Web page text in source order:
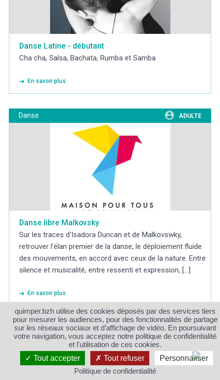
Danse Latine - débutant
Cha cha, Salsa, Bachata, Rumba et Samba
En savoir plus
Danse ADULTE
Danse libre Malkovsky
Sur les traces d'Isadora Duncan et de Malkovswky,
retrouver l'élan premier de la danse, le déploiement fluide
des mouvements, en accord avec ceux de la nature. Entre
silence et musicalité, entre ressenti et expression, [...]
En savoir plus
Danse
ENFANTS / ADOS /
ADULTES
quimper.bzh utilise des cookies déposés par des services tiers
pour mesurer les audiences, pour des fonctionnalités de partage
sur les réseaux sociaux et d’affichage de vidéo. En poursuivant
votre navigation, vous acceptez notre politique de confidentialité
et l'utilisation de ces cookies.
Tout accepter
Tout refuser
Personnaliser
Politique de confidentialité